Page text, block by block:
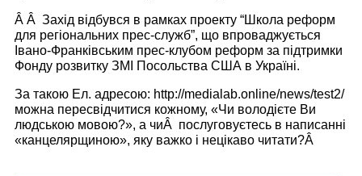
Â Â Захід відбувся в рамках проекту “Школа реформ
для регіональних прес-служб”, що впроваджується
Івано-Франківським прес-клубом реформ за підтримки
Фонду розвитку ЗМІ Посольства США в Україні.
За такою Ел. адресою: http://medialab.online/news/test2/
можна пересвідчитися кожному, «Чи володієте Ви
людською мовою?», а чиÂ послуговуєтесь в написанні
«канцелярщиною», яку важко і нецікаво читати?Â